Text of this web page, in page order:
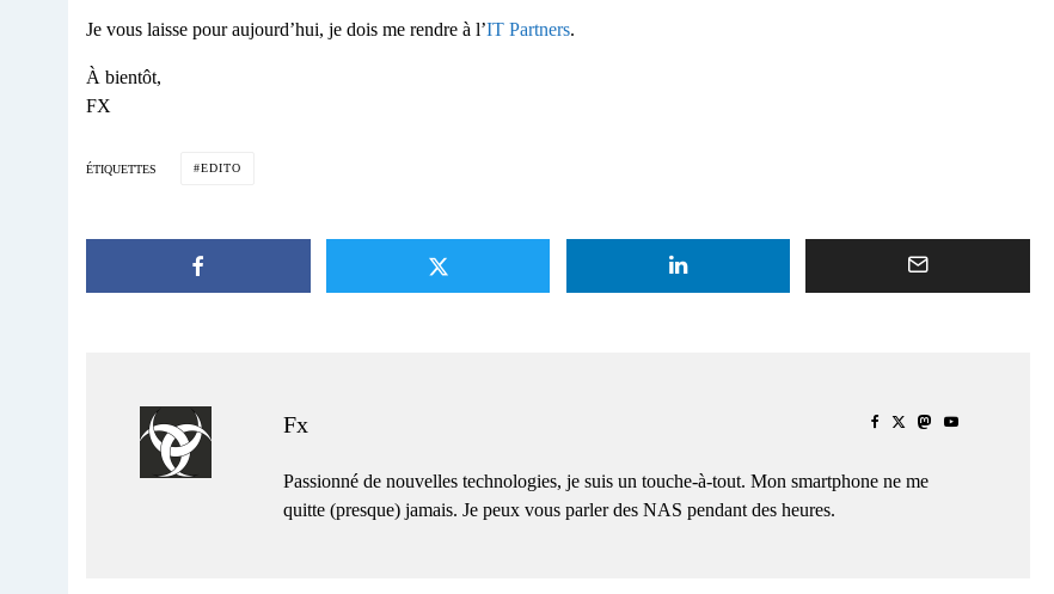
Je vous laisse pour aujourd’hui, je dois me rendre à l’IT Partners.
À bientôt,
FX
ÉTIQUETTES EDITO
Fx
Passionné de nouvelles technologies, je suis un touche-à-tout. Mon smartphone ne me
quitte (presque) jamais. Je peux vous parler des NAS pendant des heures.